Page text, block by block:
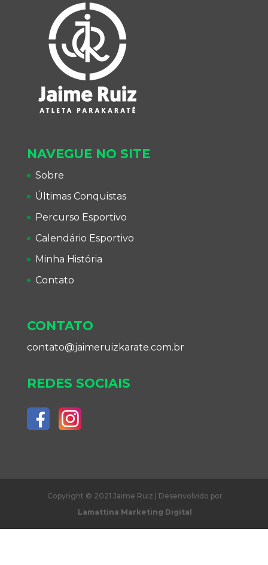
NAVEGUE NO SITE
Sobre
Últimas Conquistas
Percurso Esportivo
Calendário Esportivo
Minha História
Contato
CONTATO
contato@jaimeruizkarate.com.br
REDES SOCIAIS
Copyright © 2021 Jaime Ruiz | Desenvolvido por
Lamattina Marketing Digital